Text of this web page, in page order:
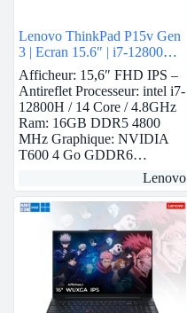
Lenovo ThinkPad P15v Gen
3 | Ecran 15.6″ | i7-12800H |
16 GB Ram | Nvidia T600 |
512 GB SSD
Afficheur: 15,6″ FHD IPS –
Antireflet Processeur: intel i7-
12800H / 14 Core / 4.8GHz
Ram: 16GB DDR5 4800
MHz Graphique: NVIDIA
T600 4 Go GDDR6…
Lenovo